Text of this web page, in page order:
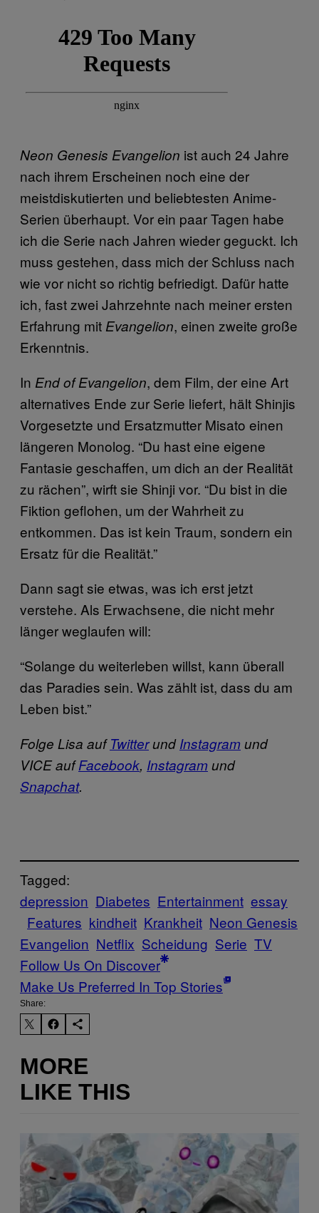
Neon Genesis Evangelion ist auch 24 Jahre
nach ihrem Erscheinen noch eine der
meistdiskutierten und beliebtesten Anime-
Serien überhaupt. Vor ein paar Tagen habe
ich die Serie nach Jahren wieder geguckt. Ich
muss gestehen, dass mich der Schluss nach
wie vor nicht so richtig befriedigt. Dafür hatte
ich, fast zwei Jahrzehnte nach meiner ersten
Erfahrung mit Evangelion, einen zweite große
Erkenntnis.
In End of Evangelion, dem Film, der eine Art
alternatives Ende zur Serie liefert, hält Shinjis
Vorgesetzte und Ersatzmutter Misato einen
längeren Monolog. “Du hast eine eigene
Fantasie geschaffen, um dich an der Realität
zu rächen”, wirft sie Shinji vor. “Du bist in die
Fiktion geflohen, um der Wahrheit zu
entkommen. Das ist kein Traum, sondern ein
Ersatz für die Realität.”
Dann sagt sie etwas, was ich erst jetzt
verstehe. Als Erwachsene, die nicht mehr
länger weglaufen will:
“Solange du weiterleben willst, kann überall
das Paradies sein. Was zählt ist, dass du am
Leben bist.”
Folge Lisa aufTwitterundInstagramund
VICE aufFacebook, Instagramund
Snapchat.
Tagged:
depression Diabetes Entertainment essay
Features kindheit Krankheit Neon Genesis
Evangelion Netflix Scheidung Serie TV
Follow Us On Discover
Make Us Preferred In Top Stories
Share:
MORE
LIKE THIS